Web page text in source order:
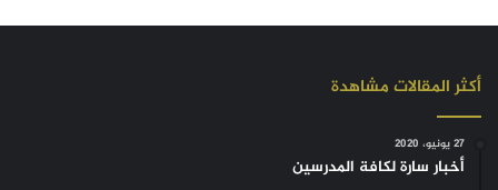
أكثر المقالات مشاهدة
27 يونيو، 2020
أخبار سارة لكافة المدرسين